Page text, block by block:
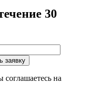
30
заявку
на